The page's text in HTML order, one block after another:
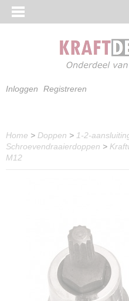
Inloggen Registreren
Home > Doppen > 1-2-
Schroevendraaierdoppen >
M12